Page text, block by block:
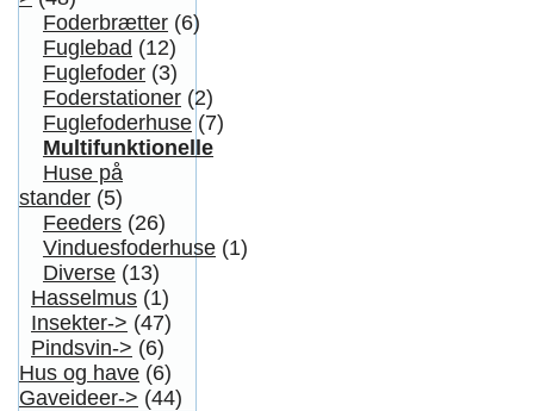
Foderbrætter (6)
Fuglebad (12)
Fuglefoder (3)
Foderstationer (2)
Fuglefoderhuse (7)
Multifunktionelle
Huse på
stander (5)
Feeders (26)
Vinduesfoderhuse (1)
Diverse (13)
Hasselmus (1)
Insekter-> (47)
Pindsvin-> (6)
Hus og have (6)
Gaveideer-> (44)